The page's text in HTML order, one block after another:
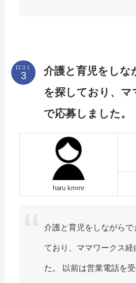
口コミ
介護と育児をしな
を探しており、マ
で応募しました。
haru kmmr
介護と育児をしながらで
ており、ママワークス経
た。 以前は営業電話を